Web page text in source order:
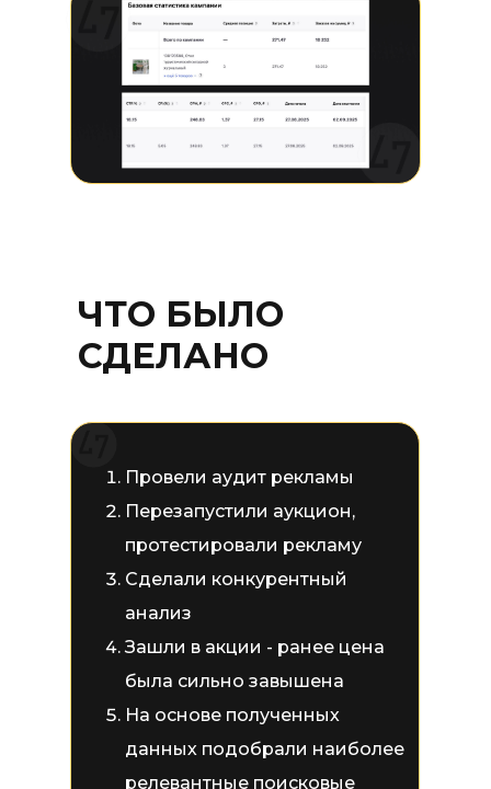
ЧТО БЫЛО
СДЕЛАНО
Провели аудит рекламы
Перезапустили аукцион,
протестировали рекламу
Сделали конкурентный
анализ
Зашли в акции - ранее цена
была сильно завышена
На основе полученных
данных подобрали наиболее
релевантные поисковые